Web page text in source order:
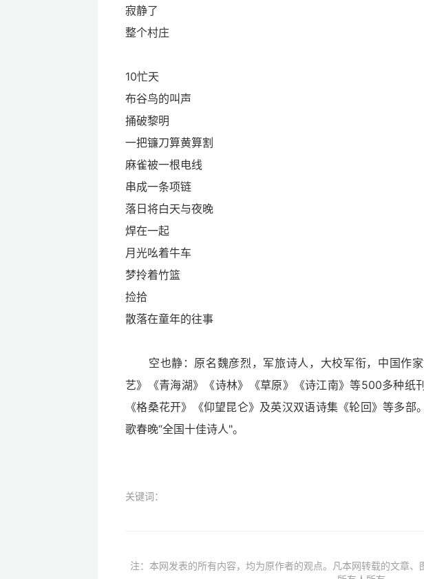
寂静了
整个村庄
10忙天
布谷鸟的叫声
捅破黎明
一把镰刀算黄算割
麻雀被一根电线
串成一条项链
落日将白天与夜晚
焊在一起
月光吆着牛车
梦拎着竹篮
捡拾
散落在童年的往事
空也静：原名魏彦烈，军旅诗人，大校军衔，中国作家
艺》《青海湖》《诗林》《草原》《诗江南》等500多种纸
《格桑花开》《仰望昆仑》及英汉双语诗集《轮回》等多
歌春晚“全国十佳诗人"。
关键词：
注：本网发表的所有内容，均为原作者的观点。凡本网转载的文章